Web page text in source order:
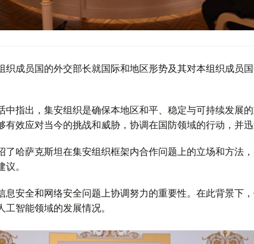
织成员国的外交部长就国际和地区形势及其对本组织成员
中指出，集安组织是确保本地区和平、稳定与可持续发展
有效应对当今的挑战和威胁，协调在国防领域的行动，并迅
了哈萨克斯坦在集安组织框架内合作问题上的立场和方法
。
息安全和网络安全问题上协调努力的重要性。在此背景下
智能领域的发展情况。